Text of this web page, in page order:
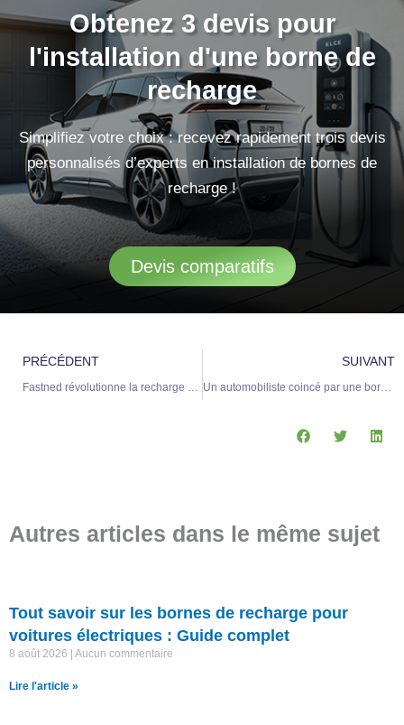
Obtenez 3 devis pour
l'installation d'une borne de
recharge
Simplifiez votre choix : recevez rapidement trois devis
personnalisés d’experts en installation de bornes de
recharge !
Devis comparatifs
Précédent
PRÉCÉDENT SUIVANT
Un automobiliste coincé par une borne de recharge électrique en Côtes-d’Armor contraint de régler des pénalités
Autres articles dans le même sujet
Tout savoir sur les bornes de recharge pour
voitures électriques : Guide complet
8 août 2026 Aucun commentaire
Lire l'article »